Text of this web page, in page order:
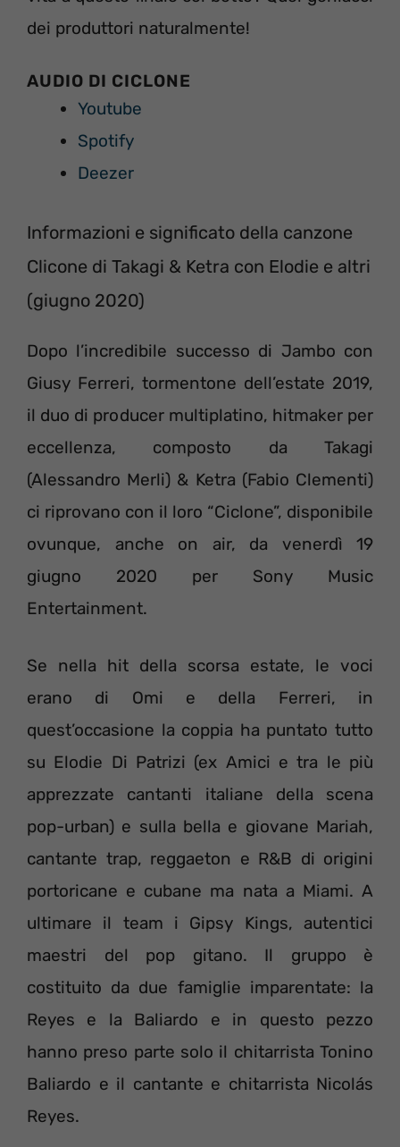
dei produttori naturalmente!
AUDIO DI CICLONE
Youtube
Spotify
Deezer
Informazioni e significato della canzone
Clicone di Takagi & Ketra con Elodie e altri
(giugno 2020)
Dopo l’incredibile successo di Jambo con
Giusy Ferreri, tormentone dell’estate 2019,
il duo di producer multiplatino, hitmaker per
eccellenza, composto da Takagi
(Alessandro Merli) & Ketra (Fabio Clementi)
ci riprovano con il loro “Ciclone”, disponibile
ovunque, anche on air, da venerdì 19
giugno 2020 per Sony Music
Entertainment.
Se nella hit della scorsa estate, le voci
erano di Omi e della Ferreri, in
quest’occasione la coppia ha puntato tutto
su Elodie Di Patrizi (ex Amici e tra le più
apprezzate cantanti italiane della scena
pop-urban) e sulla bella e giovane Mariah,
cantante trap, reggaeton e R&B di origini
portoricane e cubane ma nata a Miami. A
ultimare il team i Gipsy Kings, autentici
maestri del pop gitano. Il gruppo è
costituito da due famiglie imparentate: la
Reyes e la Baliardo e in questo pezzo
hanno preso parte solo il chitarrista Tonino
Baliardo e il cantante e chitarrista Nicolás
Reyes.